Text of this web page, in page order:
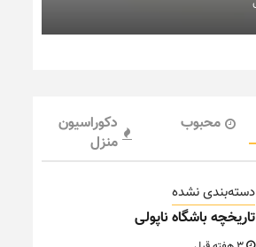
محبوب
دکوراسیون
منزل
دسته‌بندی نشده
تاریخچه باشگاه ناپولی